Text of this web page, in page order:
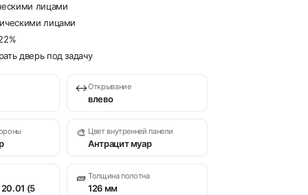
лицами
лицами
дверь под задачу
↔Открывание
влево
🎨 Цвет внутренней панели
Антрацит муар
20.01 (5
🧱 Толщина полотна
126 мм